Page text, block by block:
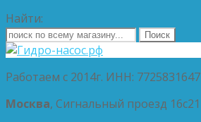
Найти:
Работаем с 2014г. ИНН: 7725831647
Москва, Сигнальный проезд 16с21